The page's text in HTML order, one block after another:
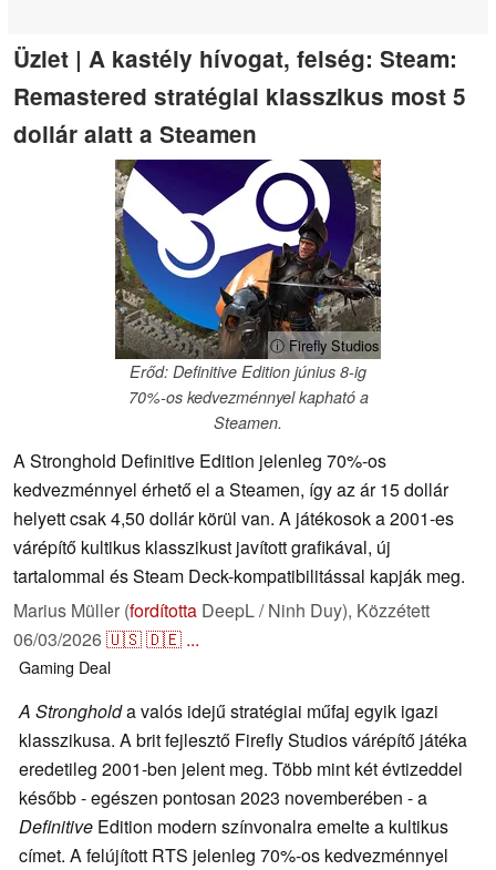
Üzlet | A kastély hívogat, felség: Steam:
Remastered stratégiai klasszikus most 5
dollár alatt a Steamen
ⓘ Firefly Studios
Erőd: Definitive Edition június 8-ig
70%-os kedvezménnyel kapható a
Steamen.
A Stronghold Definitive Edition jelenleg 70%-os
kedvezménnyel érhető el a Steamen, így az ár 15 dollár
helyett csak 4,50 dollár körül van. A játékosok a 2001-es
várépítő kultikus klasszikust javított grafikával, új
tartalommal és Steam Deck-kompatibilitással kapják meg.
Marius Müller (fordította DeepL / Ninh Duy), Közzétett
06/03/2026🇺🇸🇩🇪 ...
Gaming Deal
A Strongholda valós idejű stratégiai műfaj egyik igazi
klasszikusa. A brit fejlesztő Firefly Studios várépítő játéka
eredetileg 2001-ben jelent meg. Több mint két évtizeddel
később - egészen pontosan 2023 novemberében - a
Definitive Edition modern színvonalra emelte a kultikus
címet. A felújított RTS jelenleg 70%-os kedvezménnyel